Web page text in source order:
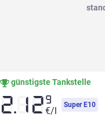
günstigste Tankstelle
2.12 9
€/l
Super E10